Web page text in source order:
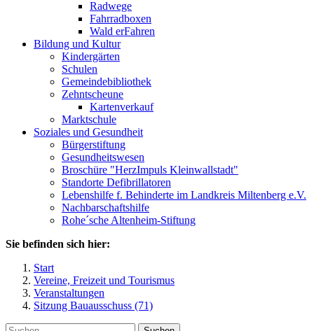
Radwege
Fahrradboxen
Wald erFahren
Bildung und Kultur
Kindergärten
Schulen
Gemeindebibliothek
Zehntscheune
Kartenverkauf
Marktschule
Soziales und Gesundheit
Bürgerstiftung
Gesundheitswesen
Broschüre "HerzImpuls Kleinwallstadt"
Standorte Defibrillatoren
Lebenshilfe f. Behinderte im Landkreis Miltenberg e.V.
Nachbarschaftshilfe
Rohe´sche Altenheim-Stiftung
Sie befinden sich hier:
Start
Vereine, Freizeit und Tourismus
Veranstaltungen
Sitzung Bauausschuss (71)